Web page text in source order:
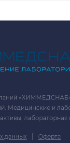
Медицинские и
лабораторная
данных | Оферта